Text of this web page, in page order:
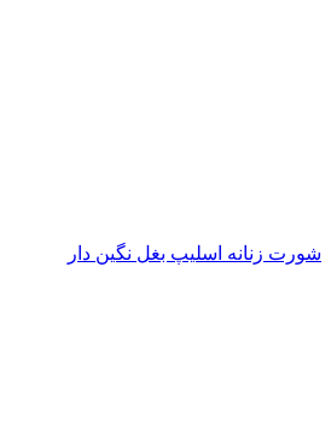
شورت زنانه اسلیپ بغل نگین دار